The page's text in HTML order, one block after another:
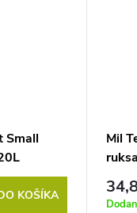
Small
KOŠÍKA
Mil